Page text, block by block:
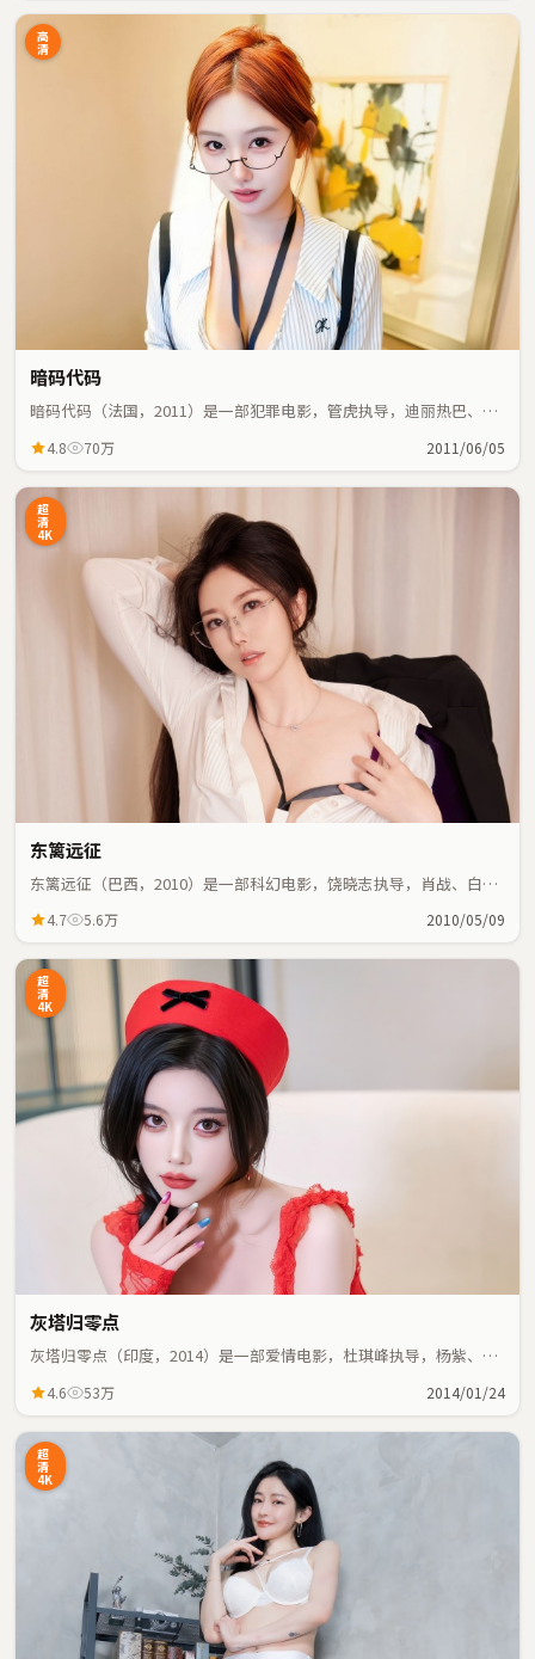
高
清
暗码代码
暗码代码（法国，2011）是一部犯罪电影，管虎执导，迪丽热巴、安
4.8 70万 2011/06/05
超
清
4K
东篱远征
东篱远征（巴西，2010）是一部科幻电影，饶晓志执导，肖战、白宇
4.7 5.6万 2010/05/09
超
清
4K
灰塔归零点
灰塔归零点（印度，2014）是一部爱情电影，杜琪峰执导，杨紫、杨
4.6 53万 2014/01/24
超
清
4K